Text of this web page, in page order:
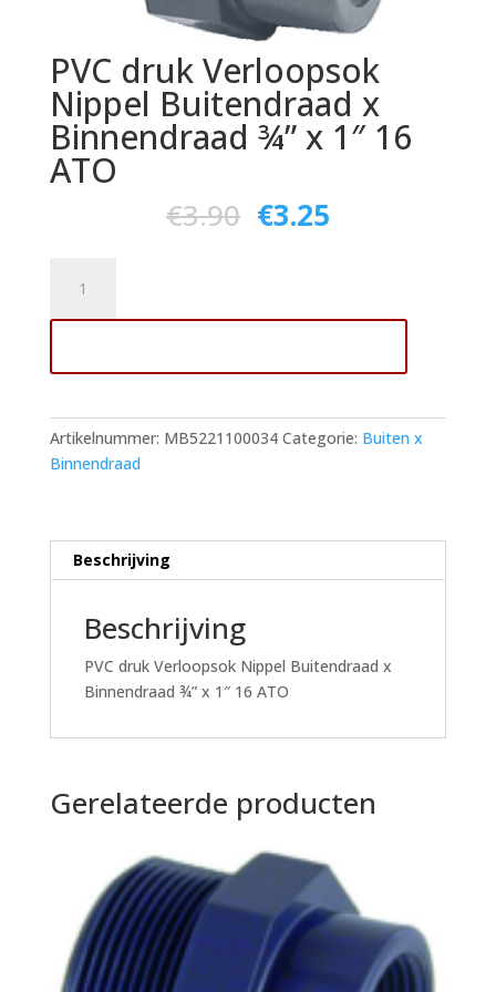
PVC druk Verloopsok
Nippel Buitendraad x
Binnendraad ¾” x 1″ 16
ATO
€3.90 €3.25
Verloopsok
Buitendraad
Binnendraad
¾"
x
aantal
Artikelnummer: MB5221100034 Categorie: Buiten x
Binnendraad
Beschrijving
Beschrijving
PVC druk Verloopsok Nippel Buitendraad x
Binnendraad ¾” x 1″ 16 ATO
Gerelateerde producten